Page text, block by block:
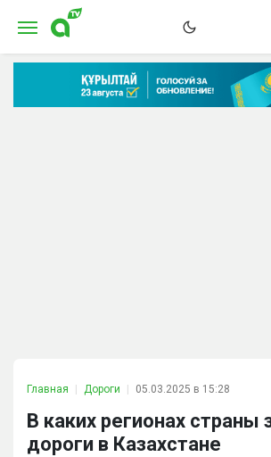
Главная Дороги 05.03.2025 в 15:28
В каких регионах страны
дороги в Казахстане